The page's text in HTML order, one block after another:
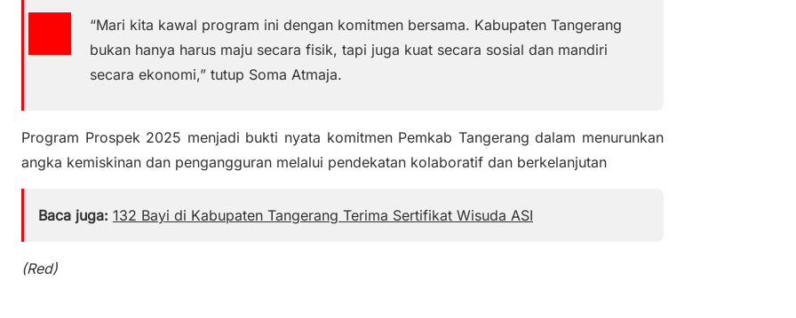
“Mari kita kawal program ini dengan komitmen bersama. Kabupaten Tangerang
bukan hanya harus maju secara fisik, tapi juga kuat secara sosial dan mandiri
secara ekonomi,” tutup Soma Atmaja.
Program Prospek 2025 menjadi bukti nyata komitmen Pemkab Tangerang dalam menurunkan
angka kemiskinan dan pengangguran melalui pendekatan kolaboratif dan berkelanjutan
Baca juga: 132 Bayi di Kabupaten Tangerang Terima Sertifikat Wisuda ASI
(Red)